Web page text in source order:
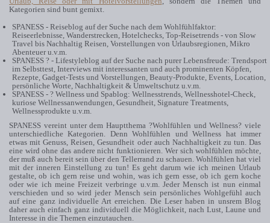
Kategorien sind bunt gemixt.
SPANESS - Reiseblog auf der Suche nach dem Wohlfühlfaktor:
Reiseerlebnisse, Wanderstrecken, Hotelchecks, Top-Reisetrends - von Slow
Travel bis Nachhaltig Reisen, Vorstellungen von Urlaubsregionen, Mikro
Abenteueru.v.m.
SPANESS ? - Lifestyleblog auf der Suche nach purer Lebensfreude: Trendsport
im Selbsttest, Interviews mit interessanten und auch prominenten Köpfen,
Rezepte , Gadget-Tests und Vorstellungen, Beauty-Produkte, Events, Location,
persönliche Worte , Nachhaltigkeit & Umweltschutz u.v.m.
SPANESS - ? Wellness und Spablog: Wellnesstrends, Wellnesshotel-Check,
kuriose Wellnessanwendungen, Gesundheit , Signature Treatments,
Wellnessprodukte u.v.m.
SPANESS vereint unter dem Hauptthema ?Wohlfühlen und Wellness? viele
unterschiedliche Kategorien. Denn Wohlfühlen und Wellness hat immer
etwas mit Genuss, Reisen, Gesundheit oder auch Nachhaltigkeit zu tun. Das
eine wird ohne das andere nicht funktionieren. Wer sich wohlfühlen möchte,
der muß auch bereit sein über den Tellerrand zu schauen. Wohlfühlen hat viel
mit der inneren Einstellung zu tun! Es geht darum wie ich meinen Urlaub
gestalte, ob ich gern reise und wohin, was ich gern esse, ob ich gern koche
oder wie ich meine Freizeit verbringe u.v.m. Jeder Mensch ist nun einmal
verschieden und so wird jeder Mensch sein persönliches Wohlgefühl auch
auf eine ganz individuelle Art erreichen. Die Leser haben in unsrem Blog
daher auch einfach ganz individuell die Möglichkeit, nach Lust, Laune und
Interesse in die Themen einzutauchen.